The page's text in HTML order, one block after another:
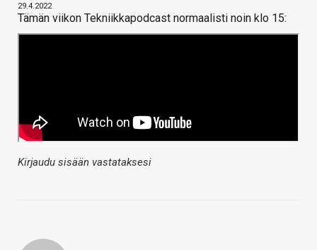
29.4.2022
Tämän viikon Tekniikkapodcast normaalisti noin klo 15:
Kirjaudu sisään vastataksesi